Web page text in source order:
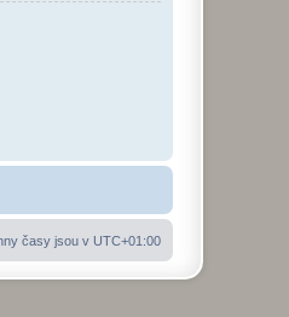
časy jsou v UTC+01:00